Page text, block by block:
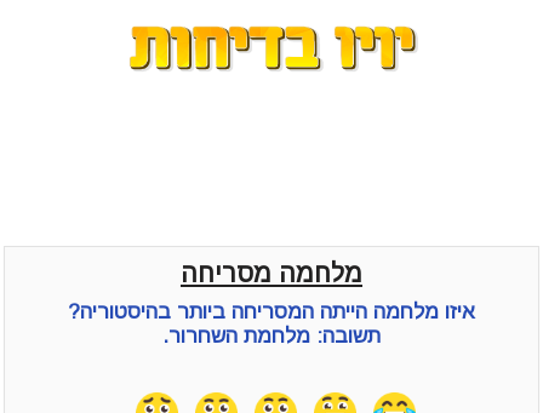
מלחמה מסריחה
איזו מלחמה הייתה המסריחה ביותר בהיסטוריה?
תשובה: מלחמת השחרור.